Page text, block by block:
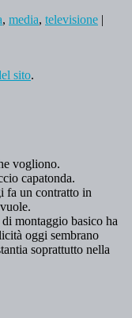
, media, televisione |
sito.